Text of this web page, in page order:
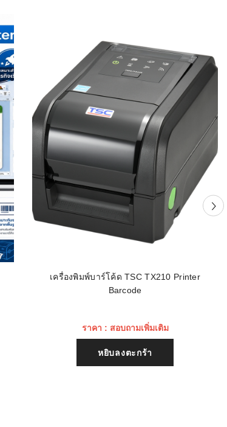
เครื่องพิมพ์บาร์โค้ด TSC TX210 Printer
Barcode
ราคา : สอบถามเพิ่มเติม
หยิบลงตะกร้า